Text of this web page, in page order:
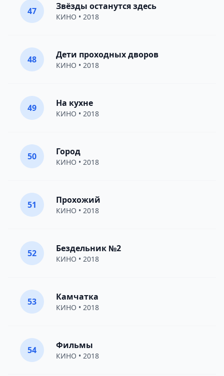
47 Звёзды останутся здесь
КИНО • 2018
48 Дети проходных дворов
КИНО • 2018
49 На кухне
КИНО • 2018
50 Город
КИНО • 2018
51 Прохожий
КИНО • 2018
52 Бездельник №2
КИНО • 2018
53 Камчатка
КИНО • 2018
54 Фильмы
КИНО • 2018